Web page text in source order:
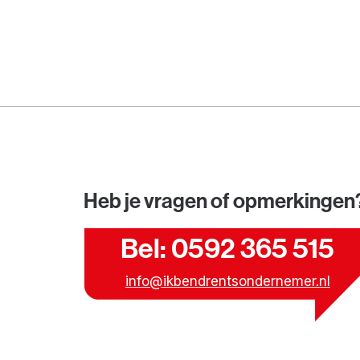
Heb je vragen of
Bel: 0592 365 515
info@ikbendrentsondernemer.nl